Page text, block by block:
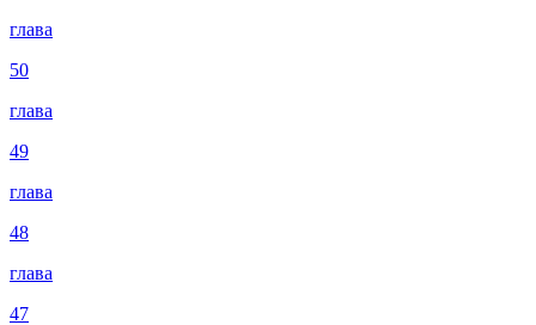
глава
50
глава
49
глава
48
глава
47